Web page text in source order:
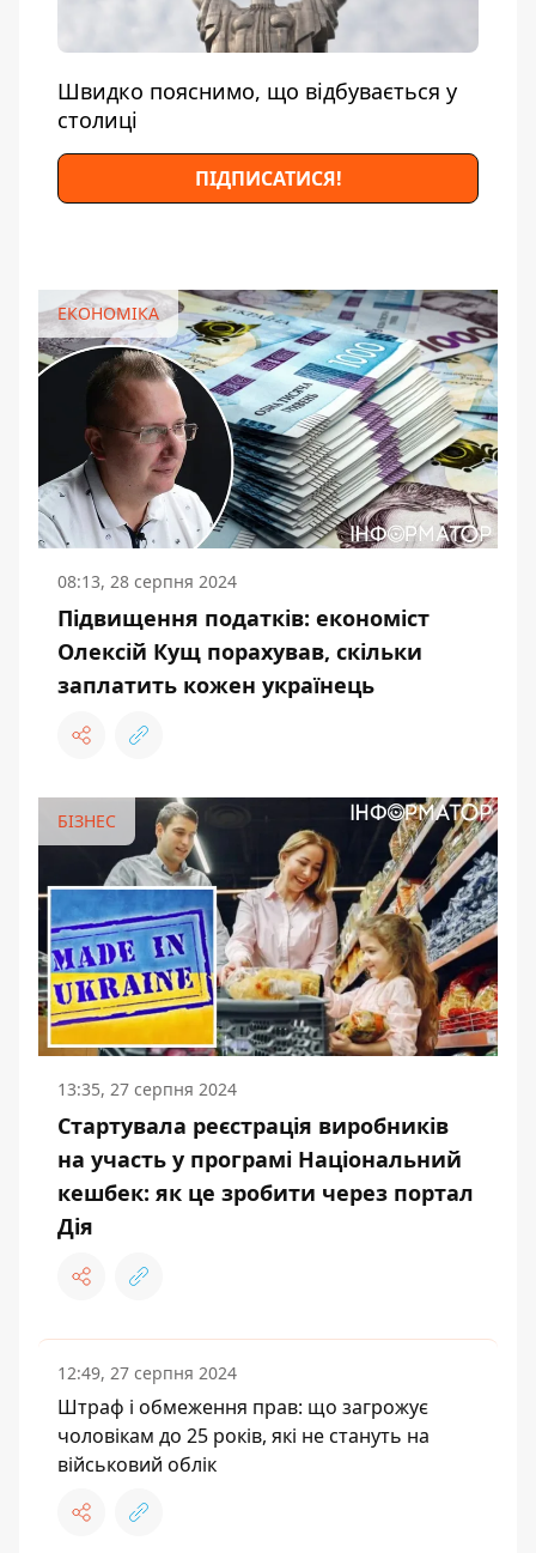
Швидко пояснимо, що відбувається у
столиці
ПІДПИСАТИСЯ!
ЕКОНОМІКА
08:13, 28 серпня 2024
Підвищення податків: економіст
Олексій Кущ порахував, скільки
заплатить кожен українець
БІЗНЕС
13:35, 27 серпня 2024
Стартувала реєстрація виробників
на участь у програмі Національний
кешбек: як це зробити через портал
Дія
12:49, 27 серпня 2024
Штраф і обмеження прав: що загрожує
чоловікам до 25 років, які не стануть на
військовий облік